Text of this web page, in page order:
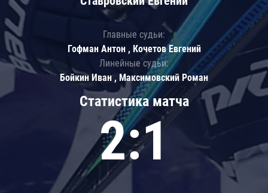
Статистика матча
2:1
Главные судьи:
Гофман Антон , Кочетов Евгений
Линейные судьи:
Бойкин Иван , Максимовский Роман